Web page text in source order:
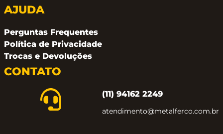
AJUDA
Perguntas Frequentes
Política de Privacidade
Trocas e Devoluções
CONTATO
(11) 94162 2249
atendimento@metalferco.com.br